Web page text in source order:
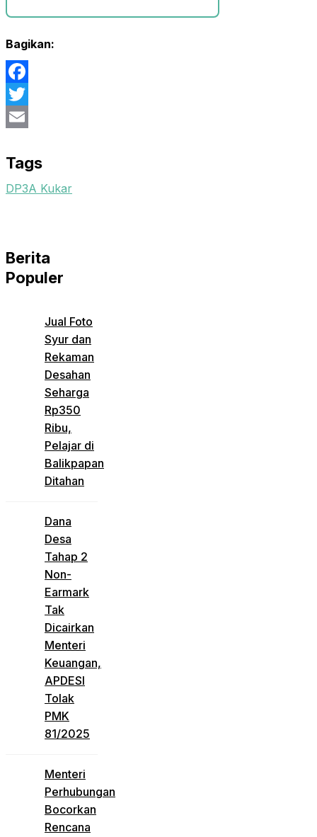
Bagikan:
Facebook
Twitter
Tags
DP3A Kukar
Berita
Populer
Jual Foto
Syur dan
Rekaman
Desahan
Seharga
Rp350
Ribu,
Pelajar di
Balikpapan
Ditahan
Dana
Desa
Tahap 2
Non-
Earmark
Tak
Dicairkan
Menteri
Keuangan,
APDESI
Tolak
PMK
81/2025
Menteri
Perhubungan
Bocorkan
Rencana